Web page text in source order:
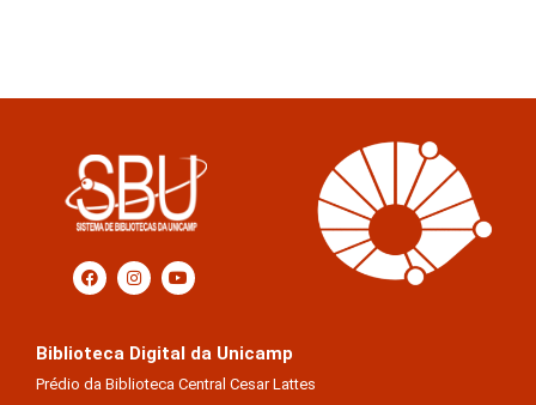
Biblioteca Digital da Unicamp
Prédio da Biblioteca Central Cesar Lattes